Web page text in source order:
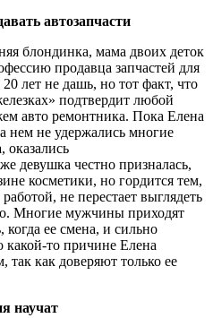
автозапчасти
блондинка, мама двоих деток
продавца запчастей для
лет не дашь, но тот факт, что
подтвердит любой
авто ремонтника. Пока Елена
нем не удержались многие
оказались
девушка честно призналась,
косметики, но гордится тем,
не перестает выглядеть
Многие мужчины приходят
когда ее смена, и сильно
какой-то причине Елена
так как доверяют только ее
научат